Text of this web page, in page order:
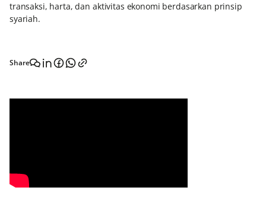
transaksi, harta, dan aktivitas ekonomi berdasarkan prinsip
syariah.
Share